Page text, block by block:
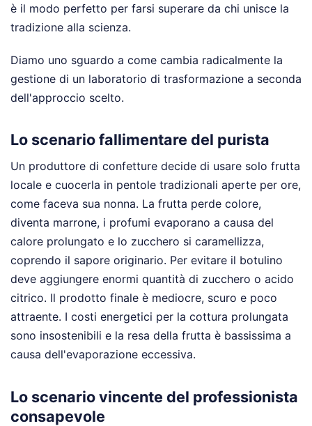
è il modo perfetto per farsi superare da chi unisce la
tradizione alla scienza.
Diamo uno sguardo a come cambia radicalmente la
gestione di un laboratorio di trasformazione a seconda
dell'approccio scelto.
Lo scenario fallimentare del purista
Un produttore di confetture decide di usare solo frutta
locale e cuocerla in pentole tradizionali aperte per ore,
come faceva sua nonna. La frutta perde colore,
diventa marrone, i profumi evaporano a causa del
calore prolungato e lo zucchero si caramellizza,
coprendo il sapore originario. Per evitare il botulino
deve aggiungere enormi quantità di zucchero o acido
citrico. Il prodotto finale è mediocre, scuro e poco
attraente. I costi energetici per la cottura prolungata
sono insostenibili e la resa della frutta è bassissima a
causa dell'evaporazione eccessiva.
Lo scenario vincente del professionista
consapevole